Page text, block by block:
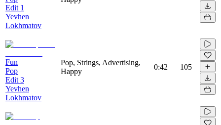
Edit 1
Yevhen
Lokhmatov
Fun
Pop
Edit 3
Yevhen
Lokhmatov
Pop, Strings, Advertising,
Happy
0:42 105